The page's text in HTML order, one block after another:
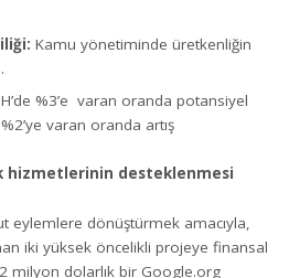
Kamu yönetiminde üretkenliğin
%3’e varan oranda potansiyel
varan oranda artış
hizmetlerinin desteklenmesi
eylemlere dönüştürmek amacıyla,
iki yüksek öncelikli projeye finansal
milyon dolarlık bir Google.org